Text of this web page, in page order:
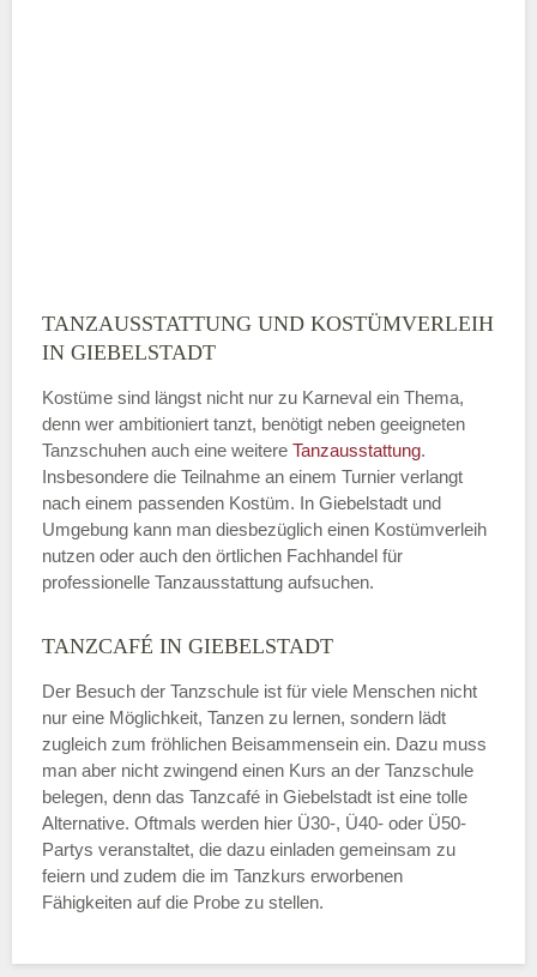
TANZAUSSTATTUNG UND KOSTÜMVERLEIH
IN GIEBELSTADT
Kostüme sind längst nicht nur zu Karneval ein Thema,
denn wer ambitioniert tanzt, benötigt neben geeigneten
Tanzschuhen auch eine weitere Tanzausstattung.
Insbesondere die Teilnahme an einem Turnier verlangt
nach einem passenden Kostüm. In Giebelstadt und
Umgebung kann man diesbezüglich einen Kostümverleih
nutzen oder auch den örtlichen Fachhandel für
professionelle Tanzausstattung aufsuchen.
TANZCAFÉ IN GIEBELSTADT
Der Besuch der Tanzschule ist für viele Menschen nicht
nur eine Möglichkeit, Tanzen zu lernen, sondern lädt
zugleich zum fröhlichen Beisammensein ein. Dazu muss
man aber nicht zwingend einen Kurs an der Tanzschule
belegen, denn das Tanzcafé in Giebelstadt ist eine tolle
Alternative. Oftmals werden hier Ü30-, Ü40- oder Ü50-
Partys veranstaltet, die dazu einladen gemeinsam zu
feiern und zudem die im Tanzkurs erworbenen
Fähigkeiten auf die Probe zu stellen.